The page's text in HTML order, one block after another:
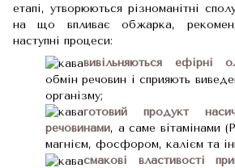
етапі, утворюються різноманітні
на що впливає обжарка,
наступні процеси:
вивільняються ефірні
обмін речовин і сприяють
організму;
готовий продукт
речовинами, а саме вітамінами
магнієм, фосфором, калієм та
смакові властивості